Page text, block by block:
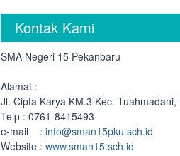
Kontak Kami
SMA Negeri 15 Pekanbaru
Alamat :
Jl. Cipta Karya KM.3 Kec. Tuahmadani,
Telp : 0761-8415493
e-mail : info@sman15pku.sch.id
Website : www.sman15.sch.id